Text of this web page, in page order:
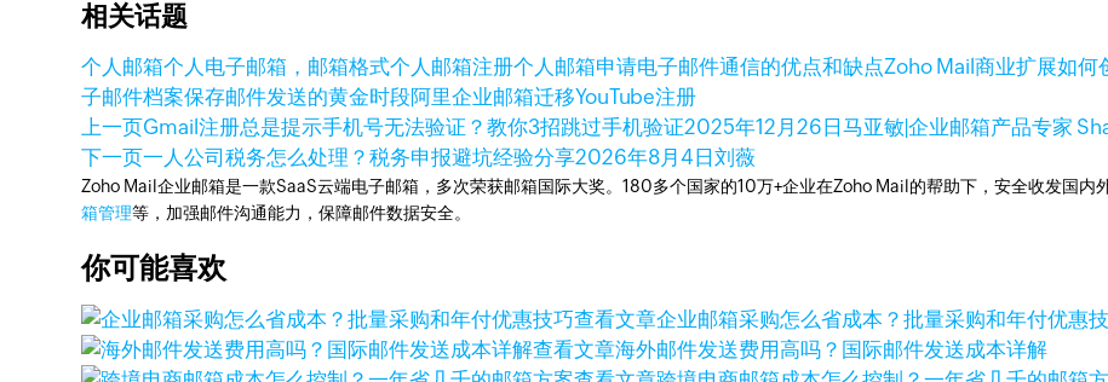
相关话题
个人邮箱个人电子邮箱，邮箱格式个人邮箱注册个人邮箱申请电子邮件通信的优点和缺点Zoho Mail商业扩展如何
子邮件档案保存邮件发送的黄金时段阿里企业邮箱迁移YouTube注册
上一页Gmail注册总是提示手机号无法验证？教你3招跳过手机验证2025年12月26日马亚敏|企业邮箱产品专家
下一页一人公司税务怎么处理？税务申报避坑经验分享2026年8月4日刘薇
Zoho Mail企业邮箱是一款SaaS云端电子邮箱，多次荣获邮箱国际大奖。180多个国家的10万+企业在Zoho Mail的帮助下，安全收发国内
箱管理等，加强邮件沟通能力，保障邮件数据安全。
你可能喜欢
查看文章企业邮箱采购怎么省成本？批量采购和年付优惠
查看文章海外邮件发送费用高吗？国际邮件发送成本详解